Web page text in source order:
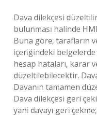
Dava dilekçesi
bulunması halinde
Buna göre; tarafların
içeriğindeki
hesap hataları, karar
düzeltilebilecektir.
Davanın tamamen
Dava dilekçesi geri
yani davayı geri